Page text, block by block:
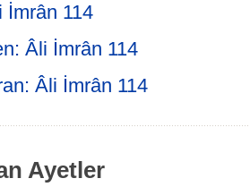
İmrân 114
Âli İmrân 114
Âli İmrân 114
Ayetler